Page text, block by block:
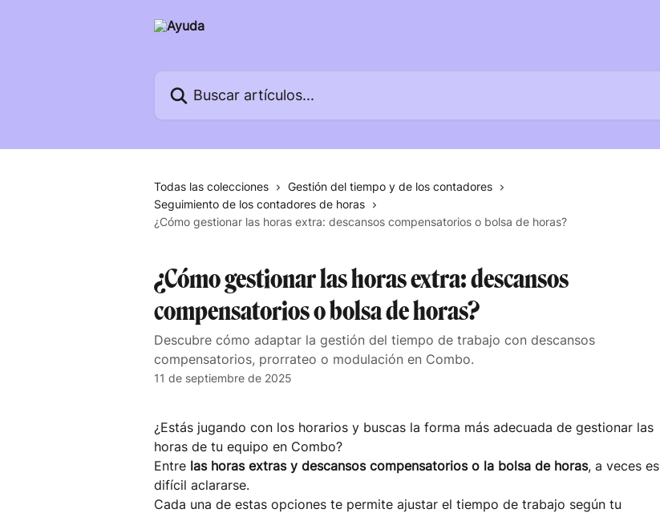
Todas las colecciones
Gestión del tiempo y de los contadores
Seguimiento de los contadores de horas
¿Cómo gestionar las horas extra: descansos compensatorios o bolsa de horas?
¿Cómo gestionar las horas extra: descansos
compensatorios o bolsa de horas?
Descubre cómo adaptar la gestión del tiempo de trabajo con descansos
compensatorios, prorrateo o modulación en Combo.
11 de septiembre de 2025
¿Estás jugando con los horarios y buscas la forma más adecuada de gestionar las
horas de tu equipo en Combo?
Entre las horas extras y descansos compensatorios o la bolsa de horas, a veces es
difícil aclararse.
Cada una de estas opciones te permite ajustar el tiempo de trabajo según tu